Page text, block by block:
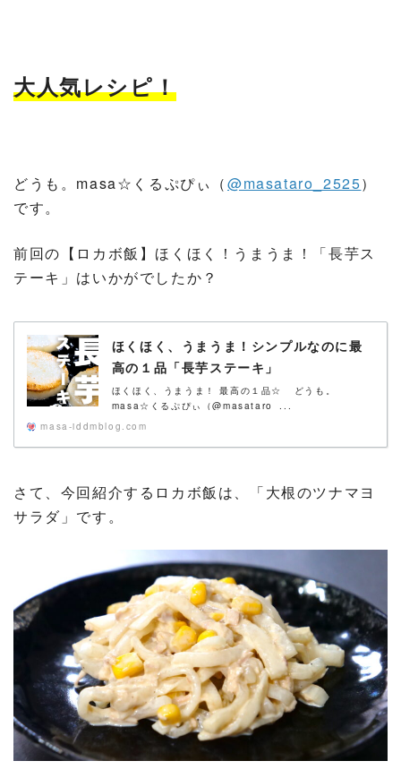
大人気レシピ！
どうも。masa☆くるぷぴぃ（@masataro_2525）
です。
前回の【ロカボ飯】ほくほく！うまうま！「長芋ス
テーキ」はいかがでしたか？
ほくほく、うまうま！シンプルなのに最
高の１品「長芋ステーキ」
ほくほく、うまうま！ 最高の１品☆ どうも。
masa☆くるぷぴぃ（@masataro_...
masa-iddmblog.com
さて、今回紹介するロカボ飯は、「大根のツナマヨ
サラダ」です。